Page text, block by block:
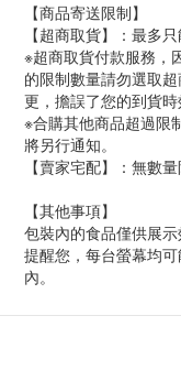
【商品寄送限制】
【超商取貨】：最多
※超商取貨付款服務，
的限制數量請勿選取
更，擔誤了您的到貨時
※合購其他商品超過限
將另行通知。
【賣家宅配】：無數
【其他事項】
包裝內的食品僅供展示
提醒您，每台螢幕均
內。